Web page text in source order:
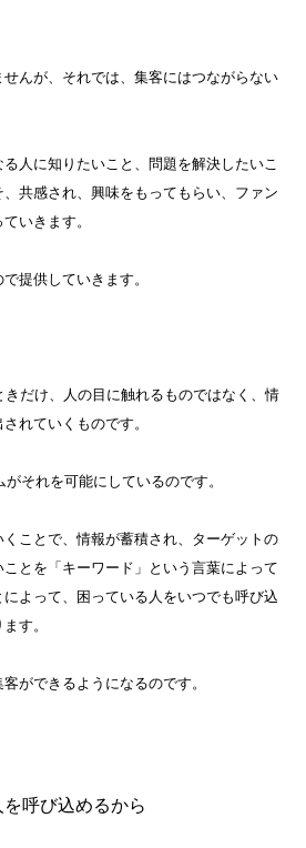
んが、それでは、集客にはつながらない
人に知りたいこと、問題を解決したいこ
共感され、興味をもってもらい、ファン
いきます。
提供していきます。
だけ、人の目に触れるものではなく、情
れていくものです。
それを可能にしているのです。
ことで、情報が蓄積され、ターゲットの
とを「キーワード」という言葉によって
よって、困っている人をいつでも呼び込
す。
ができるようになるのです。
呼び込めるから